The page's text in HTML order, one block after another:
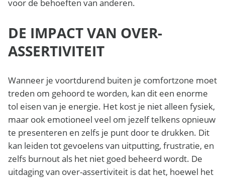
voor de behoeften van anderen.
DE IMPACT VAN OVER-
ASSERTIVITEIT
Wanneer je voortdurend buiten je comfortzone moet
treden om gehoord te worden, kan dit een enorme
tol eisen van je energie. Het kost je niet alleen fysiek,
maar ook emotioneel veel om jezelf telkens opnieuw
te presenteren en zelfs je punt door te drukken. Dit
kan leiden tot gevoelens van uitputting, frustratie, en
zelfs burnout als het niet goed beheerd wordt. De
uitdaging van over-assertiviteit is dat het, hoewel het